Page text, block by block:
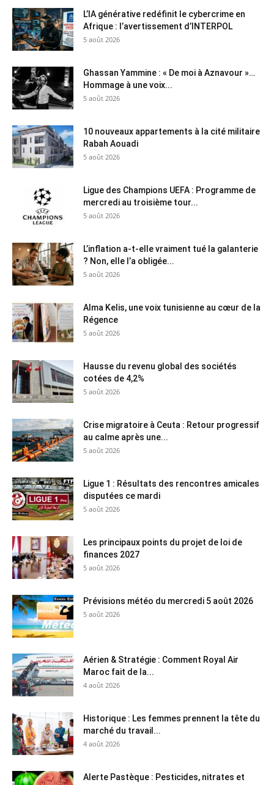
L’IA générative redéfinit le cybercrime en
Afrique : l’avertissement d’INTERPOL
5 août 2026
Ghassan Yammine : « De moi à Aznavour »…
Hommage à une voix...
5 août 2026
10 nouveaux appartements à la cité militaire
Rabah Aouadi
5 août 2026
Ligue des Champions UEFA : Programme de
mercredi au troisième tour...
5 août 2026
L’inflation a-t-elle vraiment tué la galanterie
? Non, elle l’a obligée...
5 août 2026
Alma Kelis, une voix tunisienne au cœur de la
Régence
5 août 2026
Hausse du revenu global des sociétés
cotées de 4,2%
5 août 2026
Crise migratoire à Ceuta : Retour progressif
au calme après une...
5 août 2026
Ligue 1 : Résultats des rencontres amicales
disputées ce mardi
5 août 2026
Les principaux points du projet de loi de
finances 2027
5 août 2026
Prévisions météo du mercredi 5 août 2026
5 août 2026
Aérien & Stratégie : Comment Royal Air
Maroc fait de la...
4 août 2026
Historique : Les femmes prennent la tête du
marché du travail...
4 août 2026
Alerte Pastèque : Pesticides, nitrates et